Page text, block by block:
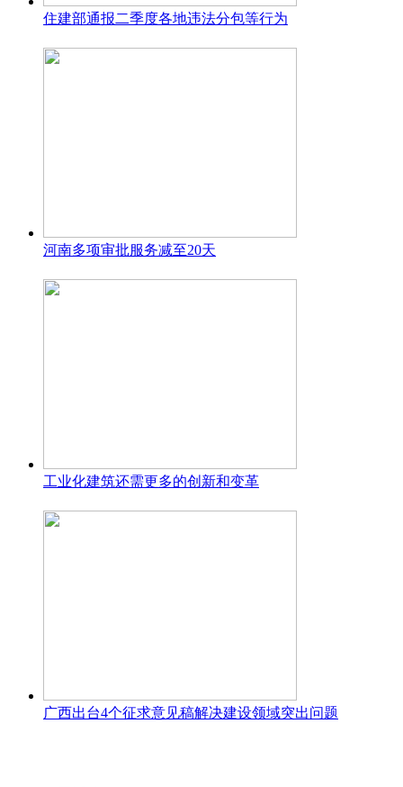
住建部通报二季度各地违法分包等行为
河南多项审批服务减至20天
工业化建筑还需更多的创新和变革
广西出台4个征求意见稿解决建设领域突出问题